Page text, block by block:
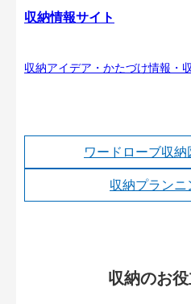
収納情報サイト
収納アイデア・かたづけ情報・
ワードローブ収
収納プランニ
収納のお